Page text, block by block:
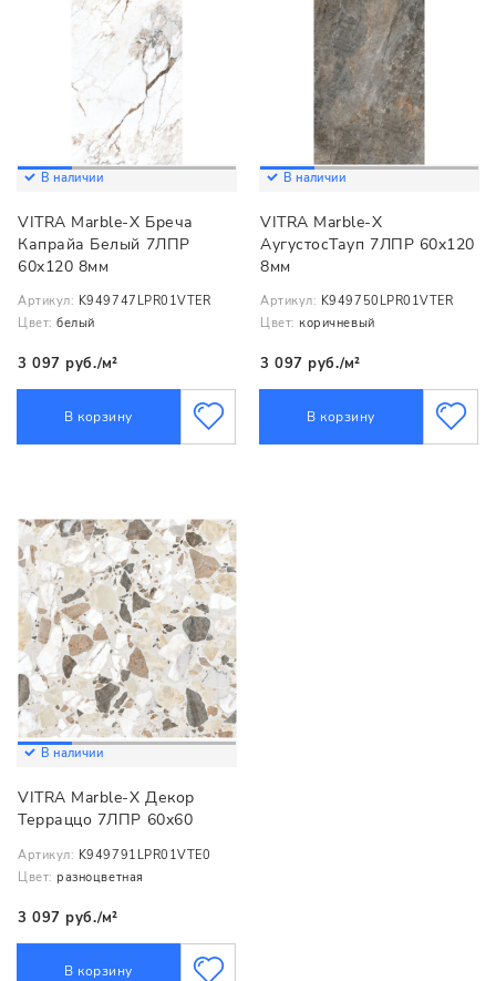
В наличии
VITRA Marble-X Бреча
Капрайа Белый 7ЛПР
60x120 8мм
Артикул: K949747LPR01VTER
Цвет: белый
3 097 руб./м²
В корзину
В наличии
VITRA Marble-X
АугустосТауп 7ЛПР 60x120
8мм
Артикул: K949750LPR01VTER
Цвет: коричневый
3 097 руб./м²
В корзину
В наличии
VITRA Marble-X Декор
Терраццо 7ЛПР 60x60
Артикул: K949791LPR01VTE0
Цвет: разноцветная
3 097 руб./м²
В корзину